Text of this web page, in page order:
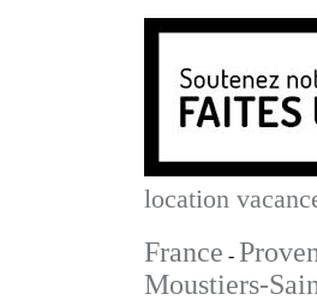
location
France -
Moustiers-